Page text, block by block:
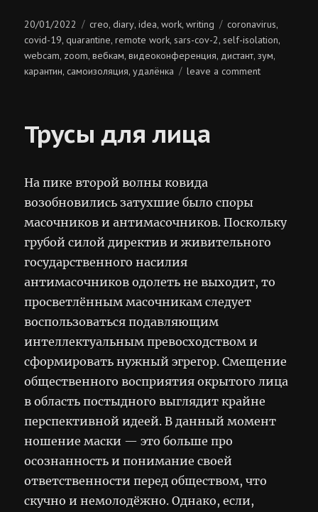
Posted
on
20/01/2022 Categories
creo,diary,idea,work,writing Tags
coronavirus,
covid-19,quarantine,remote work, sars-cov-2, self-isolation,
webcam, zoom,вебкам,видеоконференция, дистант,зум,
карантин,самоизоляция,удалёнка leave a commenton
Трусы для лица
На пике второй волны ковида
возобновились затухшие было споры
масочников и антимасочников. Поскольку
грубой силой директив и живительного
государственного насилия
антимасочников одолеть не выходит, то
просветлённым масочникам следует
воспользоваться подавляющим
интеллектуальным превосходством и
сформировать нужный эгрегор. Смещение
общественного восприятия окрытого лица
в область постыдного выглядит крайне
перспективной идеей. В данный момент
ношение маски — это больше про
осознанность и понимание своей
ответственности перед обществом, что
скучно и немолодёжно. Однако, если,